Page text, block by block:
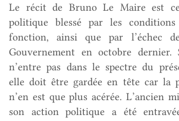
Le récit de Bruno Le Maire est
politique blessé par les
fonction, ainsi que par l’échec
Gouvernement en octobre dernier.
n’entre pas dans le spectre du
elle doit être gardée en tête car la
n’en est que plus acérée. L’ancien
son action politique a été